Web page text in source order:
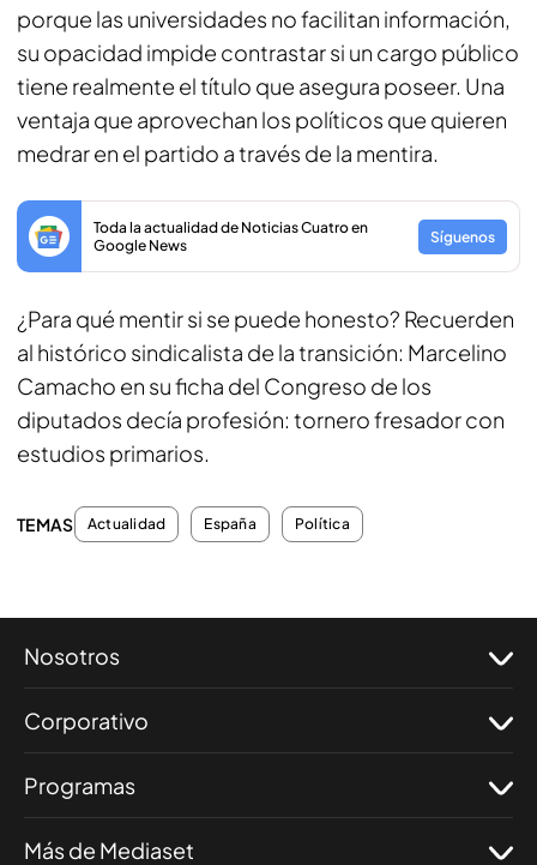
porque las universidades no facilitan información,
su opacidad impide contrastar si un cargo público
tiene realmente el título que asegura poseer. Una
ventaja que aprovechan los políticos que quieren
medrar en el partido a través de la mentira.
Toda la actualidad de Noticias Cuatro en
Google News
Síguenos
¿Para qué mentir si se puede honesto? Recuerden
al histórico sindicalista de la transición: Marcelino
Camacho en su ficha del Congreso de los
diputados decía profesión: tornero fresador con
estudios primarios.
TEMAS Actualidad España Política
Nosotros
Corporativo
Programas
Más de Mediaset